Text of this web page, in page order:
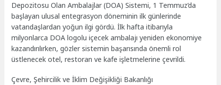
Depozitosu Olan Ambalajlar (DOA) Sistemi, 1 Temmuz’da
başlayan ulusal entegrasyon döneminin ilk günlerinde
vatandaşlardan yoğun ilgi gördü. İlk hafta itibarıyla
milyonlarca DOA logolu içecek ambalajı yeniden ekonomiye
kazandırılırken, gözler sistemin başarısında önemli rol
üstlenecek otel, restoran ve kafe işletmelerine çevrildi.
Çevre, Şehircilik ve İklim Değişikliği Bakanlığı